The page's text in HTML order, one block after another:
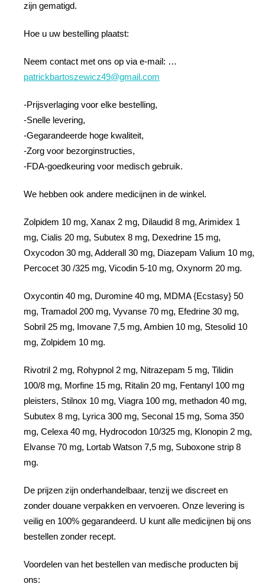
zijn gematigd.
Hoe u uw bestelling plaatst:
Neem contact met ons op via e-mail: …
patrickbartoszewicz49@gmail.com
-Prijsverlaging voor elke bestelling,
-Snelle levering,
-Gegarandeerde hoge kwaliteit,
-Zorg voor bezorginstructies,
-FDA-goedkeuring voor medisch gebruik.
We hebben ook andere medicijnen in de winkel.
Zolpidem 10 mg, Xanax 2 mg, Dilaudid 8 mg, Arimidex 1
mg, Cialis 20 mg, Subutex 8 mg, Dexedrine 15 mg,
Oxycodon 30 mg, Adderall 30 mg, Diazepam Valium 10 mg,
Percocet 30 /325 mg, Vicodin 5-10 mg, Oxynorm 20 mg.
Oxycontin 40 mg, Duromine 40 mg, MDMA {Ecstasy} 50
mg, Tramadol 200 mg, Vyvanse 70 mg, Efedrine 30 mg,
Sobril 25 mg, Imovane 7,5 mg, Ambien 10 mg, Stesolid 10
mg, Zolpidem 10 mg.
Rivotril 2 mg, Rohypnol 2 mg, Nitrazepam 5 mg, Tilidin
100/8 mg, Morfine 15 mg, Ritalin 20 mg, Fentanyl 100 mg
pleisters, Stilnox 10 mg, Viagra 100 mg, methadon 40 mg,
Subutex 8 mg, Lyrica 300 mg, Seconal 15 mg, Soma 350
mg, Celexa 40 mg, Hydrocodon 10/325 mg, Klonopin 2 mg,
Elvanse 70 mg, Lortab Watson 7,5 mg, Suboxone strip 8
mg.
De prijzen zijn onderhandelbaar, tenzij we discreet en
zonder douane verpakken en vervoeren. Onze levering is
veilig en 100% gegarandeerd. U kunt alle medicijnen bij ons
bestellen zonder recept.
Voordelen van het bestellen van medische producten bij
ons: